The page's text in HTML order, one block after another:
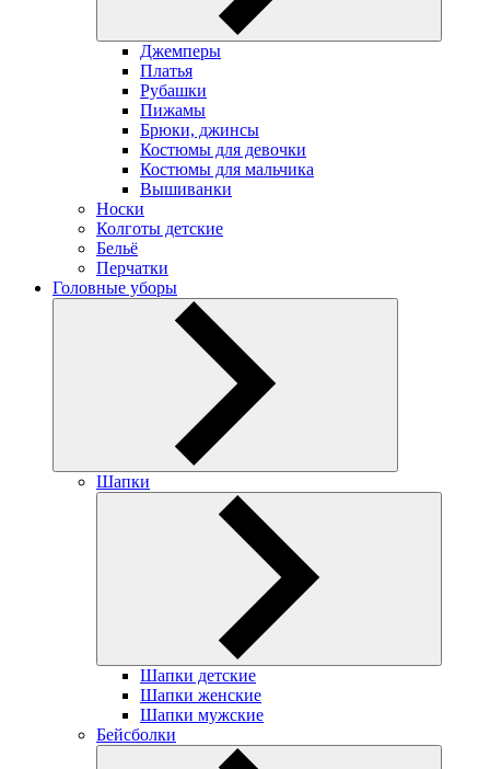
Джемперы
Платья
Рубашки
Пижамы
Брюки, джинсы
Костюмы для девочки
Костюмы для мальчика
Вышиванки
Носки
Колготы детские
Бельё
Перчатки
Головные уборы
Шапки
Шапки детские
Шапки женские
Шапки мужские
Бейсболки